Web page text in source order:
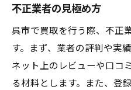
不正業者の見極め方
呉市で買取を行う際、不正
す。まず、業者の評判や実
ネット上のレビューや口コ
る材料とします。また、登